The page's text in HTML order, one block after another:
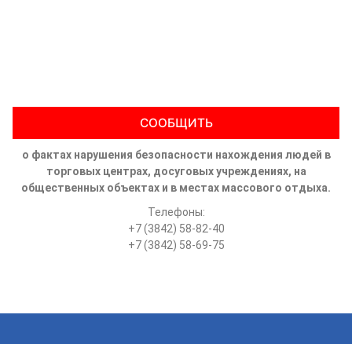
СООБЩИТЬ
о фактах нарушения безопасности нахождения людей в
торговых центрах, досуговых учреждениях, на
общественных объектах и в местах массового отдыха.
Телефоны:
+7 (3842) 58-82-40
+7 (3842) 58-69-75